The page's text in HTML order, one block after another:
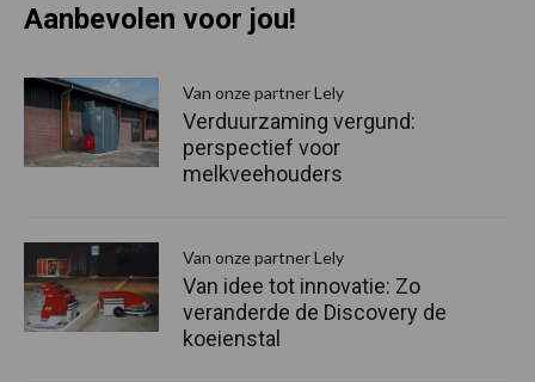
Aanbevolen voor jou!
Van onze partner Lely
Verduurzaming vergund:
perspectief voor
melkveehouders
Van onze partner Lely
Van idee tot innovatie: Zo
veranderde de Discovery de
koeienstal